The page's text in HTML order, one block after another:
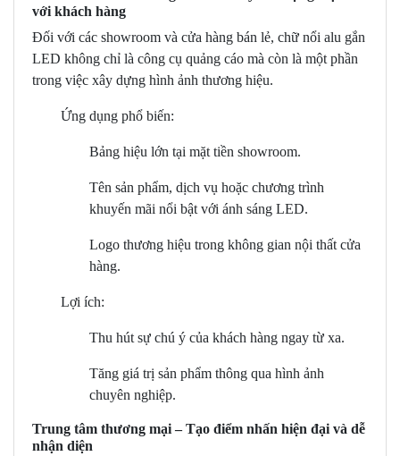
với khách hàng
Đối với các showroom và cửa hàng bán lẻ, chữ nổi alu gắn
LED không chỉ là công cụ quảng cáo mà còn là một phần
trong việc xây dựng hình ảnh thương hiệu.
Ứng dụng phổ biến:
Bảng hiệu lớn tại mặt tiền showroom.
Tên sản phẩm, dịch vụ hoặc chương trình
khuyến mãi nổi bật với ánh sáng LED.
Logo thương hiệu trong không gian nội thất cửa
hàng.
Lợi ích:
Thu hút sự chú ý của khách hàng ngay từ xa.
Tăng giá trị sản phẩm thông qua hình ảnh
chuyên nghiệp.
Trung tâm thương mại – Tạo điểm nhấn hiện đại và dễ
nhận diện